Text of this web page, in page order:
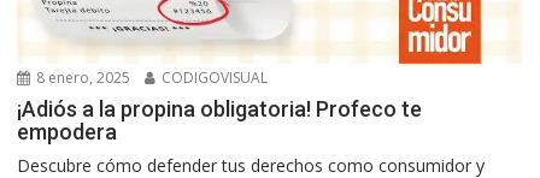
8 enero, 2025 CODIGOVISUAL
¡Adiós a la propina obligatoria! Profeco te
empodera
Descubre cómo defender tus derechos como consumidor y